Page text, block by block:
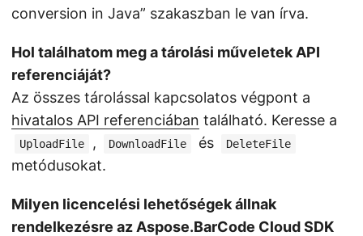
conversion in Java” szakaszban le van írva.
Hol találhatom meg a tárolási műveletek API
referenciáját?
Az összes tárolással kapcsolatos végpont a
hivatalos API referenciában található. Keresse a
UploadFile , DownloadFile és DeleteFile
metódusokat.
Milyen licencelési lehetőségek állnak
rendelkezésre az Aspose.BarCode Cloud SDK